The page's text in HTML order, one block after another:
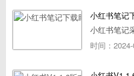
小红书笔记
时间：